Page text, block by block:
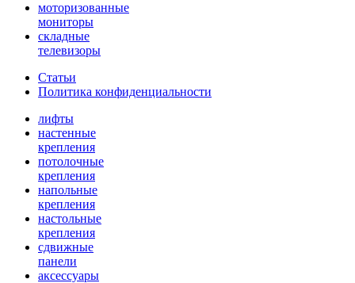
моторизованные
мониторы
складные
телевизоры
Статьи
Политика конфиденциальности
лифты
настенные
крепления
потолочные
крепления
напольные
крепления
настольные
крепления
сдвижные
панели
аксессуары